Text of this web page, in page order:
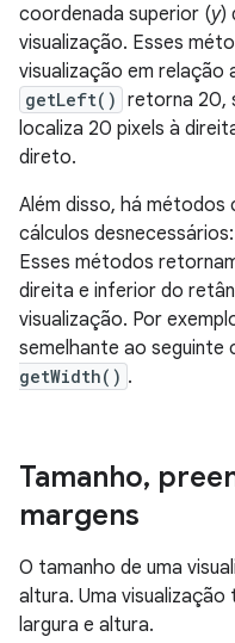
coordenada superior (y)
visualização. Esses
visualização em relação
getLeft() retorna 20,
localiza 20 pixels à
direto.
Além disso, há
cálculos desnecessários:
Esses métodos
direita e inferior do
visualização. Por
semelhante ao seguinte
getWidth() .
Tamanho,
margens
O tamanho de uma
altura. Uma
largura e altura.